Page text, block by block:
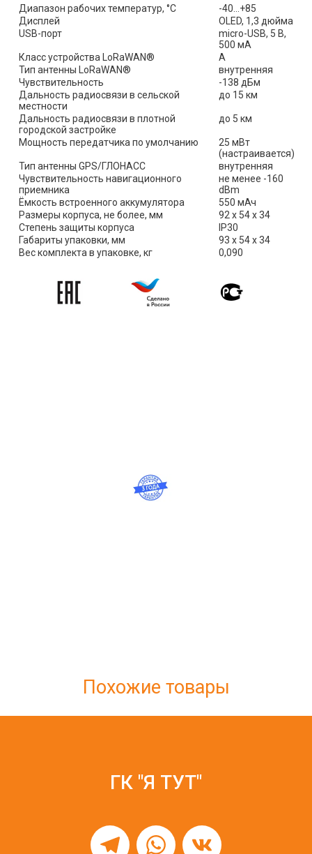
Диапазон рабочих температур, °С
-40…+85
Дисплей
OLED, 1,3 дюйма
USB-порт
micro-USB, 5 В,
500 мА
Класс устройства LoRaWAN®
A
Тип антенны LoRaWAN®
внутренняя
Чувствительность
-138 дБм
Дальность радиосвязи в сельской
местности
до 15 км
Дальность радиосвязи в плотной
городской застройке
до 5 км
Мощность передатчика по умолчанию
25 мВт
(настраивается)
Тип антенны GPS/ГЛОНАСС
внутренняя
Чувствительность навигационного
приемника
не менее -160
dBm
Ёмкость встроенного аккумулятора
550 мАч
Размеры корпуса, не более, мм
92 х 54 х 34
Степень защиты корпуса
IP30
Габариты упаковки, мм
93 х 54 х 34
Вес комплекта в упаковке, кг
0,090
Похожие товары
ГК "Я ТУТ"